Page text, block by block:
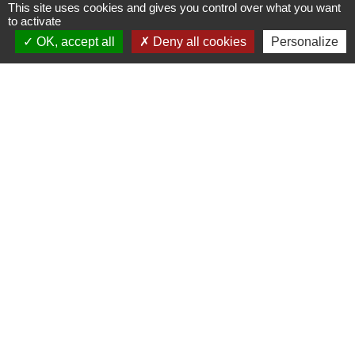
Mairie, horaires et contacts
Commune de Longeville-en-Barrois
2, Rue de l'Orme
55000 Longeville-en-Barrois - FRANCE
This site uses cookies and gives you control over what you want
to activate
OK, accept all
Deny all cookies Personalize